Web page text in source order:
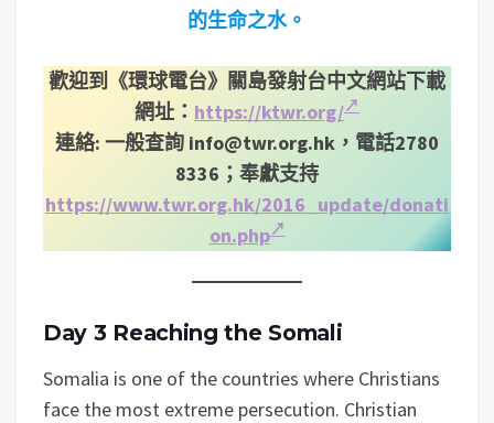
的生命之水。
歡迎到《環球電台》關島發射台中文網站下載
網址： https://ktwr.org/
連絡: 一般查詢 info@twr.org.hk ，電話2780
8336；奉獻支持
https://www.twr.org.hk/2016_update/donati
on.php
Day 3 Reaching the Somali
Somalia is one of the countries where Christians
face the most extreme persecution. Christian